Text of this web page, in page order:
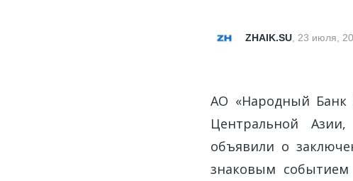
ZHAIK.SU, 23 июля,
АО «Народный Банк
Центральной
объявили о
знаковым событием